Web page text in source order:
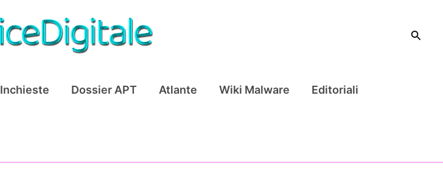
Cerca
Inchieste Dossier APT Atlante Wiki Malware Editoriali